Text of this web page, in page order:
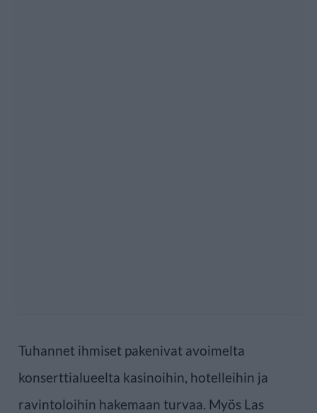
Tuhannet ihmiset pakenivat avoimelta
konserttialueelta kasinoihin, hotelleihin ja
ravintoloihin hakemaan turvaa. Myös Las